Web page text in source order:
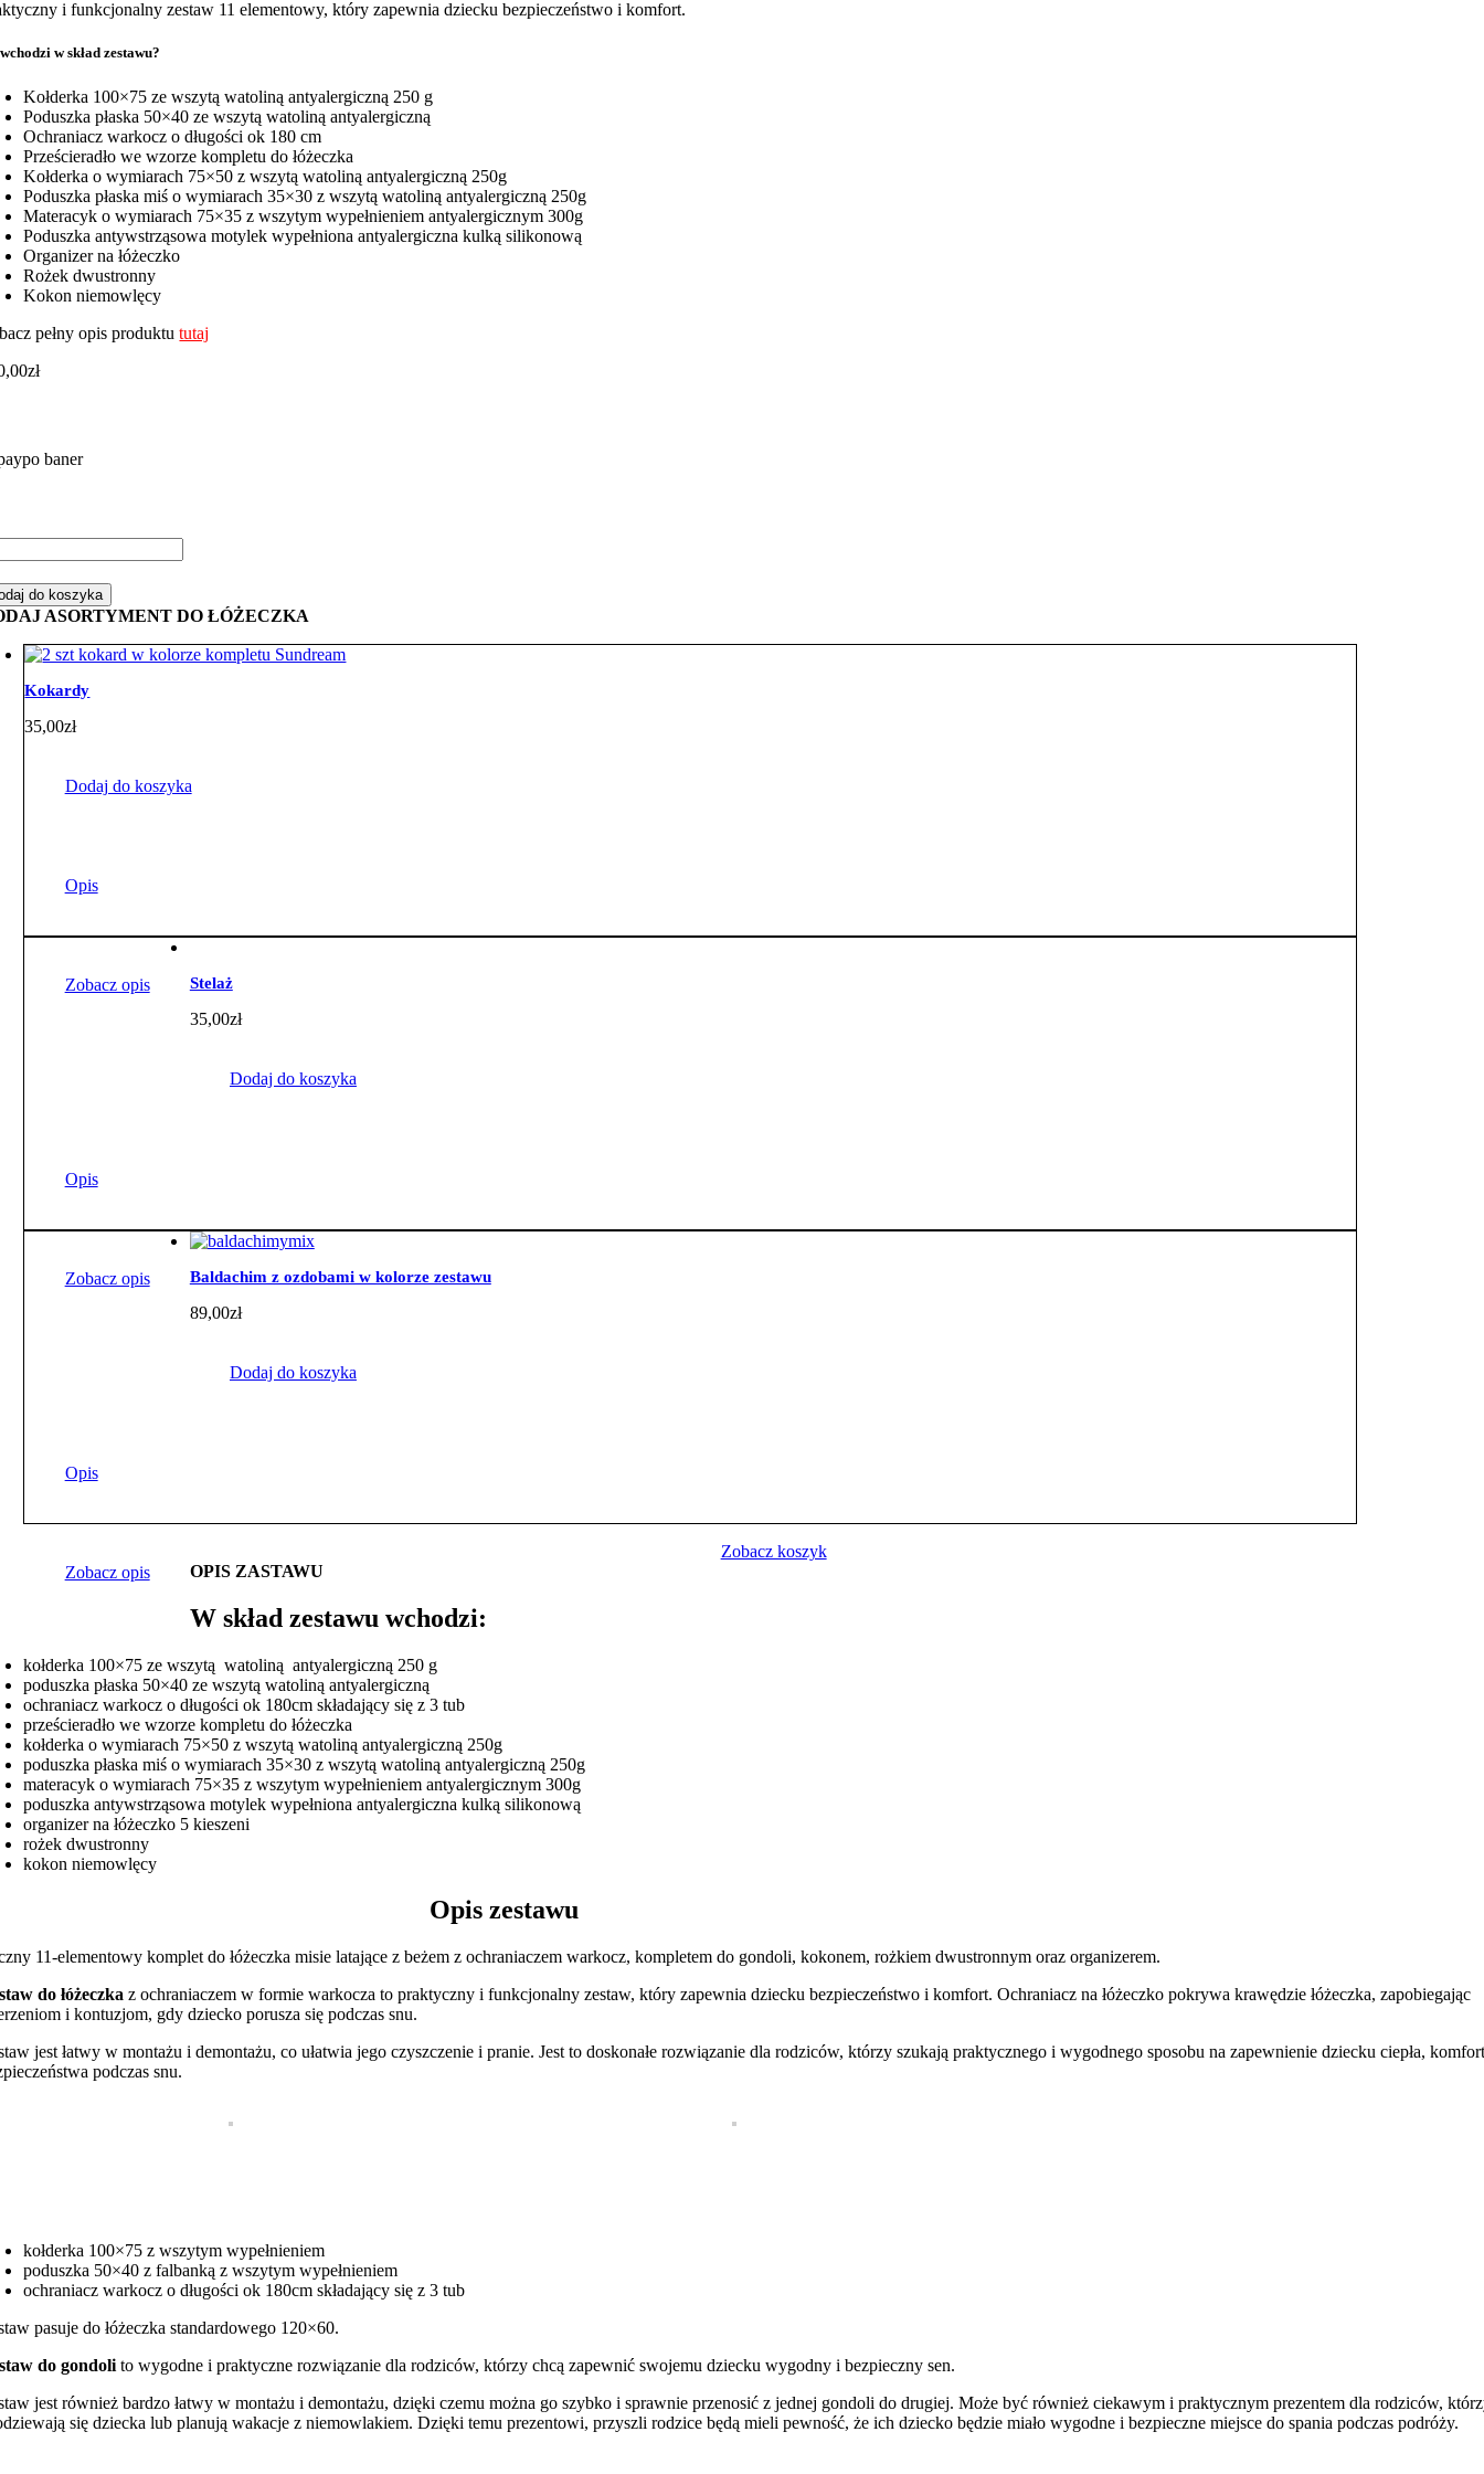
i funkcjonalny zestaw 11 elementowy, który zapewnia dziecku bezpieczeństwo i komfort.
w skład zestawu?
Kołderka 100×75 ze wszytą watoliną antyalergiczną 250 g
Poduszka płaska 50×40 ze wszytą watoliną antyalergiczną
Ochraniacz warkocz o długości ok 180 cm
Prześcieradło we wzorze kompletu do łóżeczka
Kołderka o wymiarach 75×50 z wszytą watoliną antyalergiczną 250g
Poduszka płaska miś o wymiarach 35×30 z wszytą watoliną antyalergiczną 250g
Materacyk o wymiarach 75×35 z wszytym wypełnieniem antyalergicznym 300g
Poduszka antywstrząsowa motylek wypełniona antyalergiczna kulką silikonową
Organizer na łóżeczko
Rożek dwustronny
Kokon niemowlęcy
pełny opis produktututaj
zł
do koszyka
ASORTYMENT DO ŁÓŻECZKA
Kokardy
35,00zł
Dodaj do koszyka
Opis
Zobacz opis Stelaż
35,00zł
Dodaj do koszyka
Opis
Zobacz opis Baldachim z ozdobami w kolorze zestawu
89,00zł
Dodaj do koszyka
Opis
Zobacz opis
Zobacz koszyk
OPIS ZASTAWU
W skład zestawu wchodzi:
kołderka 100×75 ze wszytą watoliną antyalergiczną 250 g
poduszka płaska 50×40 ze wszytą watoliną antyalergiczną
ochraniacz warkocz o długości ok 180cm składający się z 3 tub
prześcieradło we wzorze kompletu do łóżeczka
kołderka o wymiarach 75×50 z wszytą watoliną antyalergiczną 250g
poduszka płaska miś o wymiarach 35×30 z wszytą watoliną antyalergiczną 250g
materacyk o wymiarach 75×35 z wszytym wypełnieniem antyalergicznym 300g
poduszka antywstrząsowa motylek wypełniona antyalergiczna kulką silikonową
organizer na łóżeczko 5 kieszeni
rożek dwustronny
kokon niemowlęcy
zestawu
11-elementowy komplet do łóżeczka misie latające z beżem z ochraniaczem warkocz, kompletem do gondoli, kokonem, rożkiem dwustronnym oraz organizerem.
do łóżeczka z ochraniaczem w formie warkocza to praktyczny i funkcjonalny zestaw, który zapewnia dziecku bezpieczeństwo i komfort. Ochraniacz na łóżeczko pokrywa krawędzie łóżeczka, zapobiegając
i kontuzjom, gdy dziecko porusza się podczas snu.
jest łatwy w montażu i demontażu, co ułatwia jego czyszczenie i pranie. Jest to doskonałe rozwiązanie dla rodziców, którzy szukają praktycznego i wygodnego sposobu na zapewnienie dziecku ciepła,
podczas snu.
kołderka 100×75 z wszytym wypełnieniem
poduszka 50×40 z falbanką z wszytym wypełnieniem
ochraniacz warkocz o długości ok 180cm składający się z 3 tub
pasuje do łóżeczka standardowego 120×60.
do gondoli to wygodne i praktyczne rozwiązanie dla rodziców, którzy chcą zapewnić swojemu dziecku wygodny i bezpieczny sen.
jest również bardzo łatwy w montażu i demontażu, dzięki czemu można go szybko i sprawnie przenosić z jednej gondoli do drugiej. Może być również ciekawym i praktycznym prezentem dla rodziców,
się dziecka lub planują wakacje z niemowlakiem. Dzięki temu prezentowi, przyszli rodzice będą mieli pewność, że ich dziecko będzie miało wygodne i bezpieczne miejsce do spania podczas podróży.